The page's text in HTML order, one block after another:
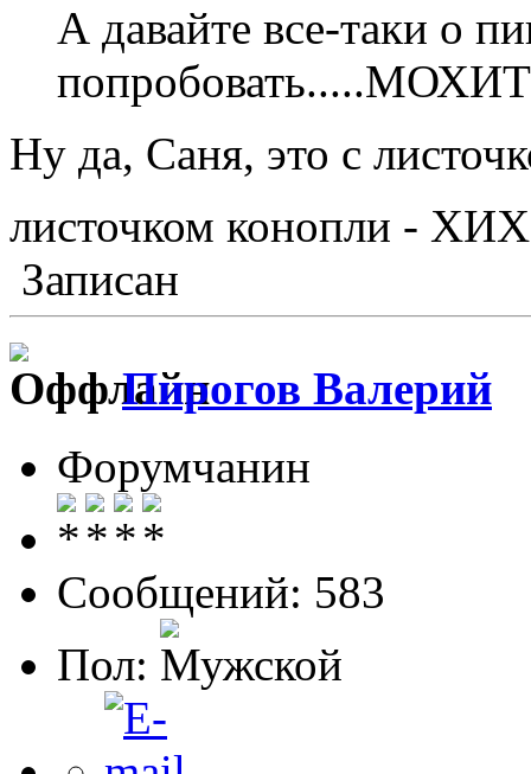
А давайте все-таки о
Ну да, Саня, это с
листочком конопли -
Записан
Пирогов Валерий
Форумчанин
Сообщений: 583
Пол: